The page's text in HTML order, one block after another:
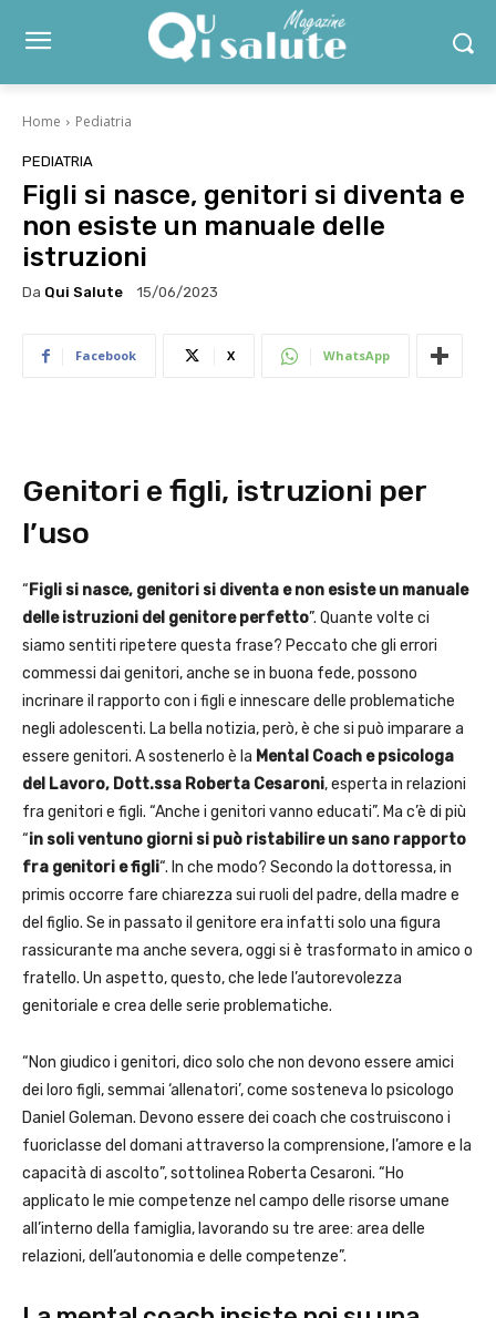
Home Pediatria
PEDIATRIA
Figli si nasce, genitori si diventa e
non esiste un manuale delle
istruzioni
Da Qui Salute 15/06/2023
Facebook X WhatsApp
Genitori e figli, istruzioni per
l’uso
“Figli si nasce, genitori si diventa e non esiste un manuale
delle istruzioni del genitore perfetto”. Quante volte ci
siamo sentiti ripetere questa frase? Peccato che gli errori
commessi dai genitori, anche se in buona fede, possono
incrinare il rapporto con i figli e innescare delle problematiche
negli adolescenti. La bella notizia, però, è che si può imparare a
essere genitori. A sostenerlo è la Mental Coach e psicologa
del Lavoro, Dott.ssa Roberta Cesaroni, esperta in relazioni
fra genitori e figli. “Anche i genitori vanno educati”. Ma c’è di più
“in soli ventuno giorni si può ristabilire un sano rapporto
fra genitori e figli“. In che modo? Secondo la dottoressa, in
primis occorre fare chiarezza sui ruoli del padre, della madre e
del figlio. Se in passato il genitore era infatti solo una figura
rassicurante ma anche severa, oggi si è trasformato in amico o
fratello. Un aspetto, questo, che lede l’autorevolezza
genitoriale e crea delle serie problematiche.
“Non giudico i genitori, dico solo che non devono essere amici
dei loro figli, semmai ‘allenatori’, come sosteneva lo psicologo
Daniel Goleman. Devono essere dei coach che costruiscono i
fuoriclasse del domani attraverso la comprensione, l’amore e la
capacità di ascolto”, sottolinea Roberta Cesaroni. “Ho
applicato le mie competenze nel campo delle risorse umane
all’interno della famiglia, lavorando su tre aree: area delle
relazioni, dell’autonomia e delle competenze”.